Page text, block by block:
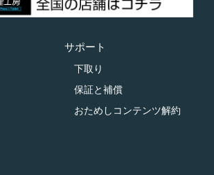
サポート
下取り
保証と補償
おためしコンテンツ解約